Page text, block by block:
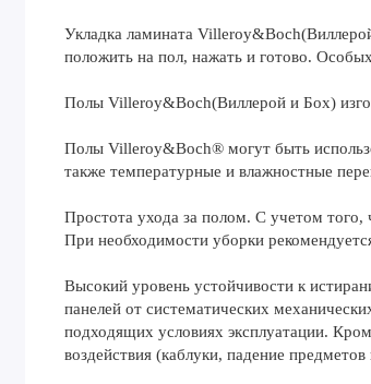
Укладка ламината
положить на пол, нажать и готово.
Полы Villeroy&Boch(Виллерой и Бох)
Полы Villeroy&Boch® могут быть
также температурные и влажностные
Простота ухода за полом. С учетом того,
При необходимости уборки
Высокий уровень устойчивости к
панелей от систематических
подходящих условиях эксплуатации.
воздействия (каблуки, падение предметов